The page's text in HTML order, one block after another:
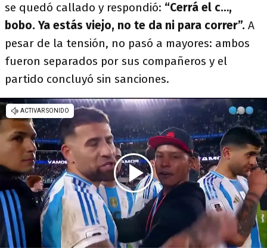
se quedó callado y respondió: “Cerrá el c…,
bobo. Ya estás viejo, no te da ni para correr”. A
pesar de la tensión, no pasó a mayores: ambos
fueron separados por sus compañeros y el
partido concluyó sin sanciones.